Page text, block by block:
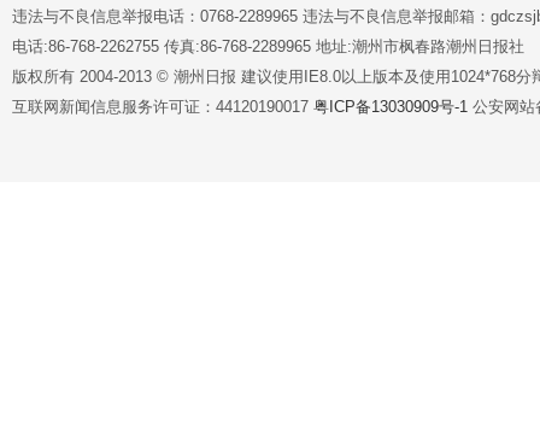
违法与不良信息举报电话：0768-2289965 违法与不良信息举报邮箱：
电话:86-768-2262755 传真:86-768-2289965 地址:潮州市枫春路潮州日报社
版权所有 2004-2013 © 潮州日报 建议使用IE8.0以上版本及使用1024*768分
互联网新闻信息服务许可证：44120190017 粤ICP备13030909号-1 公安网站